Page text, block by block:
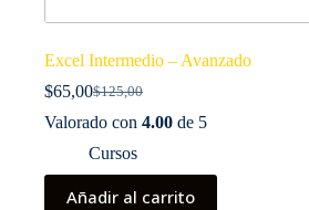
Excel Intermedio – Avanzado
$125,00
El
precio
era:
$125,00.
$65,00El
precio
es:
$65,00.
Valorado con 4.00 de 5
Cursos
Añadir al carrito